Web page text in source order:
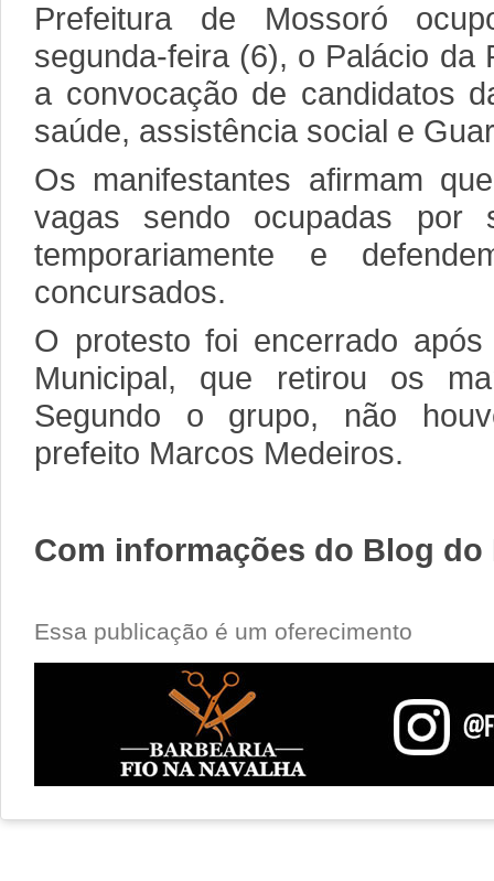
Prefeitura de Mossoró
segunda-feira (6), o Palácio da
a convocação de candidatos
saúde, assistência social e
Os manifestantes afirmam
vagas sendo ocupadas por
temporariamente e
concursados.
O protesto foi encerrado
Municipal, que retirou os
Segundo o grupo, não
prefeito Marcos Medeiros.
Com informações do Blog do
Essa publicação é um oferecimento